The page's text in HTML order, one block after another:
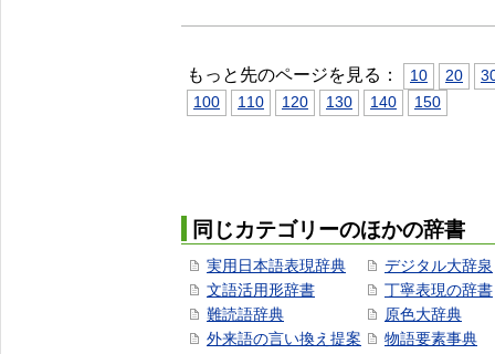
もっと先のページを見る： 10 20
100
110 120 130 140 150
同じカテゴリーのほかの辞書
実用日本語表現辞典
文語活用形辞書
難読語辞典
外来語の言い換え提案
デジタル大辞泉
丁寧表現の辞書
原色大辞典
物語要素事典